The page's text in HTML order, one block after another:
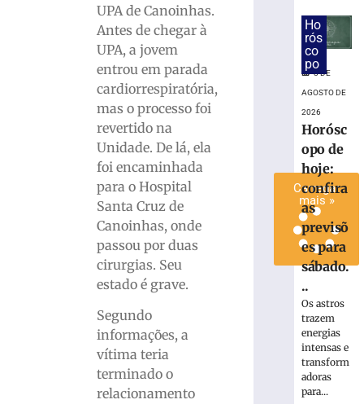
UPA de Canoinhas.
Antes de chegar à
UPA, a jovem
entrou em parada
cardiorrespiratória,
mas o processo foi
revertido na
Unidade. De lá, ela
foi encaminhada
para o Hospital
Santa Cruz de
Canoinhas, onde
passou por duas
cirurgias. Seu
estado é grave.
Segundo
informações, a
vítima teria
terminado o
relacionamento
Blumenau
Carregar
mais »
Ho
rós
co
po
8 DE
AGOSTO DE
2026
Horósc
opo de
hoje:
confira
as
previsõ
es para
sábado.
..
Os astros
trazem
energias
intensas e
transform
adoras
para...